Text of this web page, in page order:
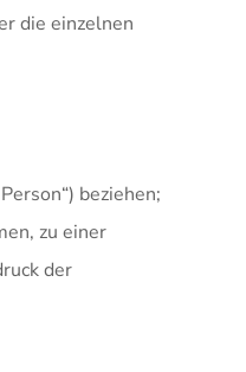
die einzelnen
beziehen;
zu einer
der